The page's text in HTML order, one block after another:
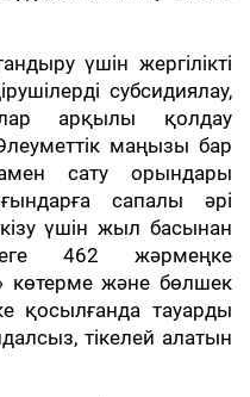
үшін жергілікті
субсидиялау,
арқылы қолдау
маңызы бар
сату орындары
сапалы әрі
үшін жыл басынан
462 жәрмеңке
көтерме және бөлшек
қосылғанда тауарды
тікелей алатын